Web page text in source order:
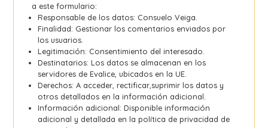
a este formulario:
Responsable de los datos: Consuelo Veiga.
Finalidad: Gestionar los comentarios enviados por
los usuarios.
Legitimación: Consentimiento del interesado.
Destinatarios: Los datos se almacenan en los
servidores de Evalice, ubicados en la UE.
Derechos: A acceder, rectificar,suprimir los datos y
otros detallados en la información adicional.
Información adicional: Disponible información
adicional y detallada en la política de privacidad de